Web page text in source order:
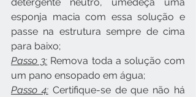
esponja macia com essa solução e
passe na estrutura sempre de cima
para baixo;
Passo 3: Remova toda a solução com
um pano ensopado em água;
Passo 4: Certifique-se de que não há